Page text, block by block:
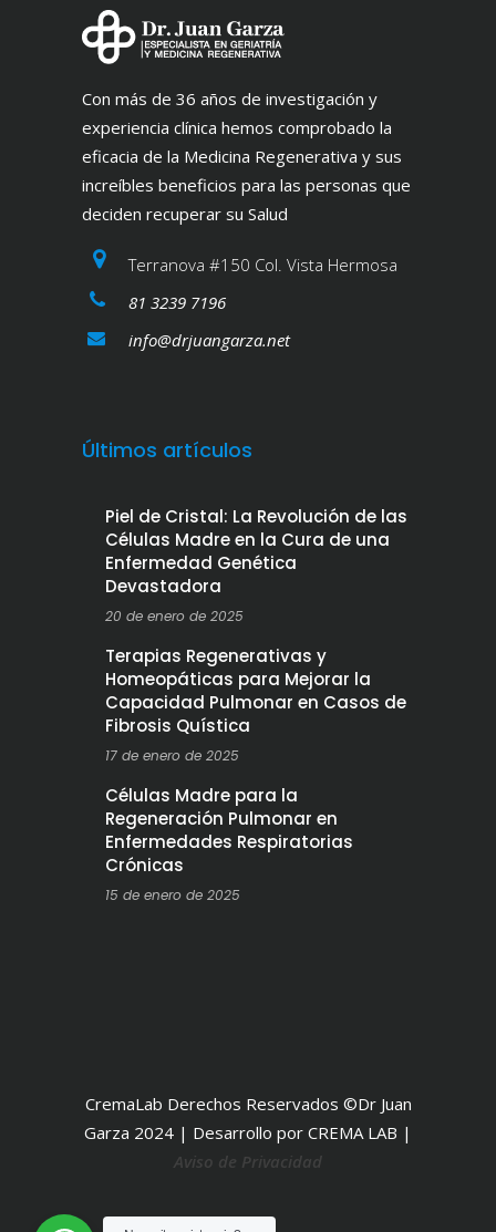
Con más de 36 años de investigación y
experiencia clínica hemos comprobado la
eficacia de la Medicina Regenerativa y sus
increíbles beneficios para las personas que
deciden recuperar su Salud
Terranova #150 Col. Vista Hermosa
81 3239 7196
info@drjuangarza.net
Últimos artículos
Piel de Cristal: La Revolución de las
Células Madre en la Cura de una
Enfermedad Genética
Devastadora
20 de enero de 2025
Terapias Regenerativas y
Homeopáticas para Mejorar la
Capacidad Pulmonar en Casos de
Fibrosis Quística
17 de enero de 2025
Células Madre para la
Regeneración Pulmonar en
Enfermedades Respiratorias
Crónicas
15 de enero de 2025
CremaLab Derechos Reservados ©Dr Juan
Garza 2024 | Desarrollo por CREMA LAB |
Aviso de Privacidad